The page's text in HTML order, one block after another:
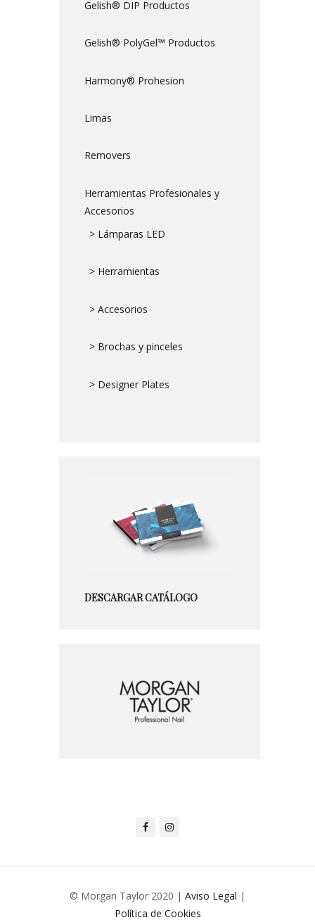
Gelish® DIP Productos
Gelish® PolyGel™ Productos
Harmony® Prohesion
Limas
Removers
Herramientas Profesionales y
Accesorios
> Lámparas LED
> Herramientas
> Accesorios
> Brochas y pinceles
> Designer Plates
DESCARGAR CATÁLOGO
© Morgan Taylor 2020 | Aviso Legal |
Política de Cookies